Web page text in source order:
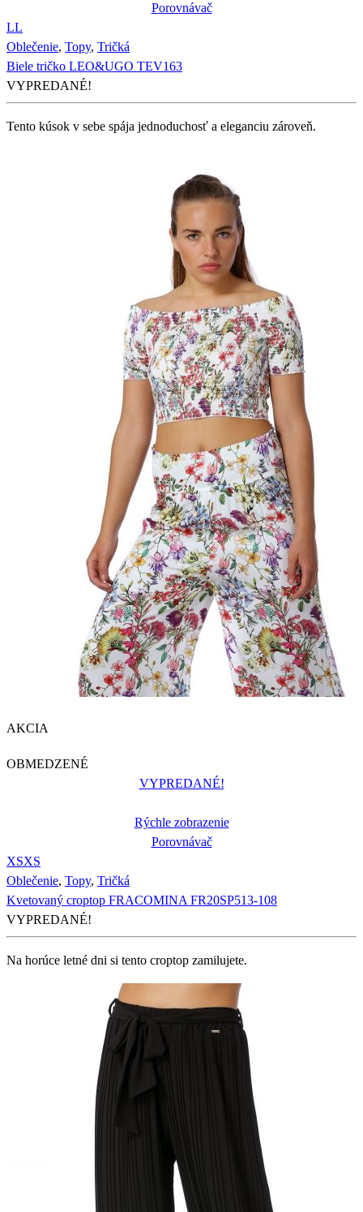
Porovnávač
LL
Oblečenie, Topy, Tričká
Biele tričko LEO&UGO TEV163
VYPREDANÉ!
Tento kúsok v sebe spája jednoduchosť a eleganciu zároveň.
AKCIA
OBMEDZENÉ
VYPREDANÉ!
Rýchle zobrazenie
Porovnávač
XSXS
Oblečenie, Topy, Tričká
Kvetovaný croptop FRACOMINA FR20SP513-108
VYPREDANÉ!
Na horúce letné dni si tento croptop zamilujete.